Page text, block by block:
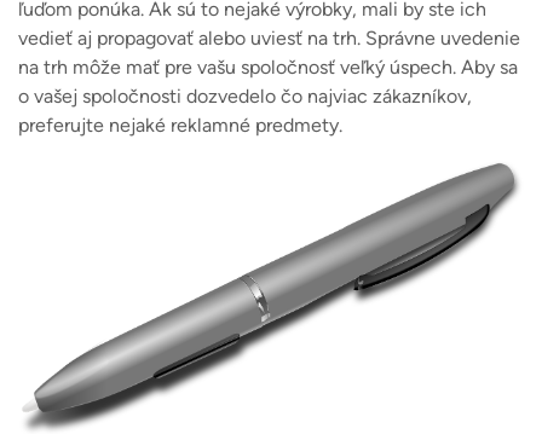
ľuďom ponúka. Ak sú to nejaké výrobky, mali by ste ich
vedieť aj propagovať alebo uviesť na trh. Správne uvedenie
na trh môže mať pre vašu spoločnosť veľký úspech. Aby sa
o vašej spoločnosti dozvedelo čo najviac zákazníkov,
preferujte nejaké reklamné predmety.